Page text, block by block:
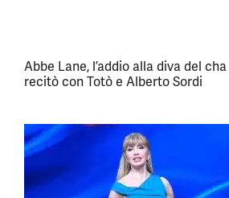
Abbe Lane, l’addio alla diva del
recitò con Totò e Alberto Sordi